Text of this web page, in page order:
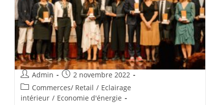
Admin
2 novembre 2022
Commerces/ Retail / Eclairage
intérieur / Economie d'énergie